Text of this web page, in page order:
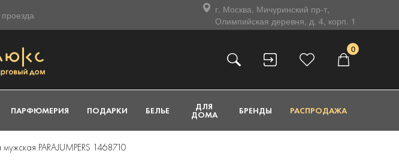
г. Москва, Мичуринский пр-т,
Олимпийская деревня, д. 4, корп. 1
0
ПАРФЮМЕРИЯ ПОДАРКИ БЕЛЬЕ ДЛЯ
ДОМА БРЕНДЫ РАСПРОДАЖА
PARAJUMPERS 1468710